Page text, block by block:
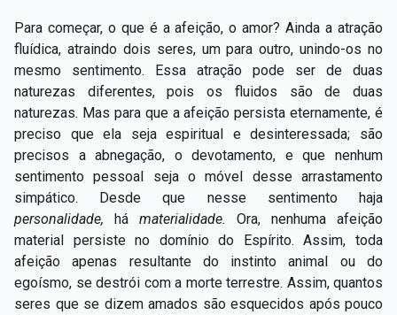
Para começar, o que é a afeição, o amor? Ainda a atração
fluídica, atraindo dois seres, um para outro, unindo-os no
mesmo sentimento. Essa atração pode ser de duas
naturezas diferentes, pois os fluidos são de duas
naturezas. Mas para que a afeição persista eternamente, é
preciso que ela seja espiritual e desinteressada; são
precisos a abnegação, o devotamento, e que nenhum
sentimento pessoal seja o móvel desse arrastamento
simpático. Desde que nesse sentimento haja
personalidade, há materialidade. Ora, nenhuma afeição
material persiste no domínio do Espírito. Assim, toda
afeição apenas resultante do instinto animal ou do
egoísmo, se destrói com a morte terrestre. Assim, quantos
seres que se dizem amados são esquecidos após pouco